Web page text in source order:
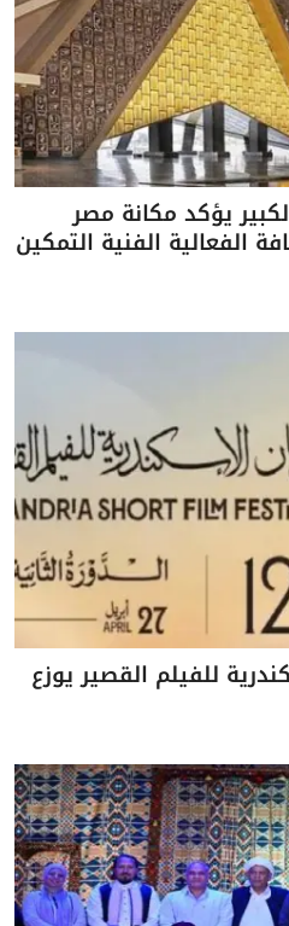
يؤكد مكانة مصر
الفعالية الفنية التمكين
للفيلم القصير يوزع